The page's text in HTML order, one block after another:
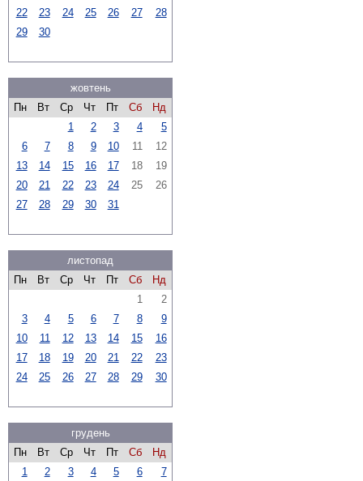
22 23 24 25 26 27
28
29
30
жовтень
Пн
Вт Ср Чт Пт Сб
Нд
1
2 3 4
5
6
7 8 9 10 11
12
13
14 15 16 17 18
19
20
21 22 23 24 25
26
27
28 29 30 31
листопад
Пн
Вт Ср Чт Пт Сб
Нд
1
2
3
4 5 6 7 8
9
10
11 12 13 14 15
16
17
18 19 20 21 22
23
24
25 26 27 28 29 30
грудень
Пн
Вт Ср Чт Пт Сб
Нд
1
2 3 4 5 6
7